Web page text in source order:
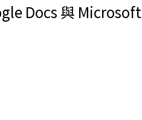
Docs 與 Microsoft